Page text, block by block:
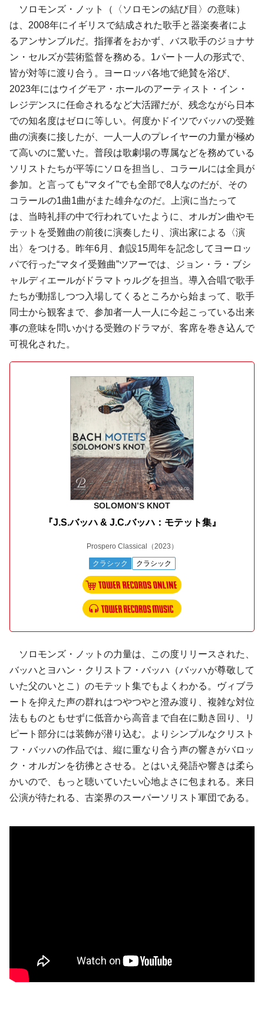
ソロモンズ・ノット（〈ソロモンの結び目〉の意味）
は、2008年にイギリスで結成された歌手と器楽奏者によ
るアンサンブルだ。指揮者をおかず、バス歌手のジョナサ
ン・セルズが芸術監督を務める。1パート一人の形式で、
皆が対等に渡り合う。ヨーロッパ各地で絶賛を浴び、
2023年にはウイグモア・ホールのアーティスト・イン・
レジデンスに任命されるなど大活躍だが、残念ながら日本
での知名度はゼロに等しい。何度かドイツでバッハの受難
曲の演奏に接したが、一人一人のプレイヤーの力量が極め
て高いのに驚いた。普段は歌劇場の専属などを務めている
ソリストたちが平等にソロを担当し、コラールには全員が
参加。と言っても“マタイ”でも全部で8人なのだが、その
コラールの1曲1曲がまた雄弁なのだ。上演に当たって
は、当時礼拝の中で行われていたように、オルガン曲やモ
テットを受難曲の前後に演奏したり、演出家による〈演
出〉をつける。昨年6月、創設15周年を記念してヨーロッ
パで行った“マタイ受難曲”ツアーでは、ジョン・ラ・ブシ
ャルディエールがドラマトゥルグを担当。導入合唱で歌手
たちが動揺しつつ入場してくるところから始まって、歌手
同士から観客まで、参加者一人一人に今起こっている出来
事の意味を問いかける受難のドラマが、客席を巻き込んで
可視化された。
SOLOMON’S KNOT
『J.S.バッハ & J.C.バッハ：モテット集』
Prospero Classical （2023）
クラシック クラシック
ソロモンズ・ノットの力量は、この度リリースされた、
バッハとヨハン・クリストフ・バッハ（バッハが尊敬して
いた父のいとこ）のモテット集でもよくわかる。ヴィブラ
ートを抑えた声の群れはつやつやと澄み渡り、複雑な対位
法もものともせずに低音から高音まで自在に動き回り、リ
ピート部分には装飾が潜り込む。よりシンプルなクリスト
フ・バッハの作品では、縦に重なり合う声の響きがバロッ
ク・オルガンを彷彿とさせる。とはいえ発語や響きは柔ら
かいので、もっと聴いていたい心地よさに包まれる。来日
公演が待たれる、古楽界のスーパーソリスト軍団である。